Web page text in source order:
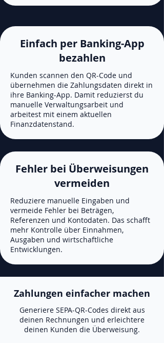
Einfach per Banking-App
bezahlen
Kunden scannen den QR-Code und
übernehmen die Zahlungsdaten direkt in
ihre Banking-App. Damit reduzierst du
manuelle Verwaltungsarbeit und
arbeitest mit einem aktuellen
Finanzdatenstand.
Fehler bei Überweisungen
vermeiden
Reduziere manuelle Eingaben und
vermeide Fehler bei Beträgen,
Referenzen und Kontodaten. Das schafft
mehr Kontrolle über Einnahmen,
Ausgaben und wirtschaftliche
Entwicklungen.
Zahlungen einfacher machen
Generiere SEPA-QR-Codes direkt aus
deinen Rechnungen und erleichtere
deinen Kunden die Überweisung.